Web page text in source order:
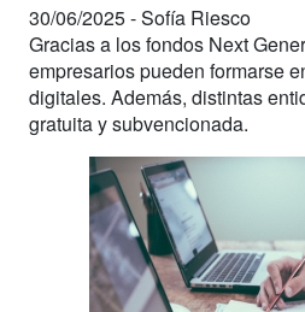
30/06/2025 -Sofía Riesco
Gracias a los fondos Next
empresarios pueden formarse
digitales. Además, distintas
gratuita y subvencionada.